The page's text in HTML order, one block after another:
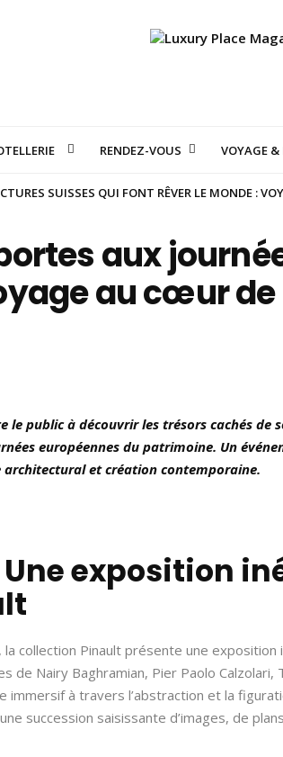
RENDEZ-VOUS VOYAGE &
SUISSES QUI FONT RÊVER LE MONDE :
aux
au cœur de
le public à découvrir les trésors cachés de
européennes du patrimoine. Un
et création contemporaine.
Une exposition
collection Pinault présente une exposition
de Nairy Baghramian, Pier Paolo Calzolari,
immersif à travers l’abstraction et la
succession saisissante d’images, de